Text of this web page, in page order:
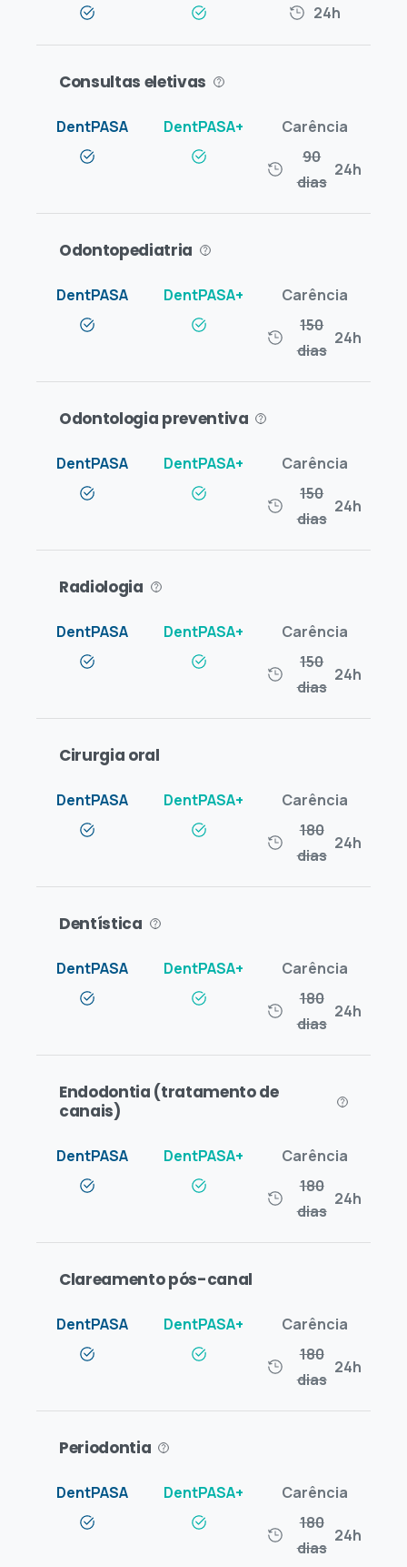
24h
Consultas eletivas
90
dias
24h
Odontopediatria
150
dias
24h
Odontologia preventiva
150
dias
24h
Radiologia
150
dias
24h
Cirurgia oral
180
dias
24h
Dentística
180
dias
24h
Endodontia (tratamento de
canais)
180
dias
24h
Clareamento pós-canal
180
dias
24h
Periodontia
180
dias
24h